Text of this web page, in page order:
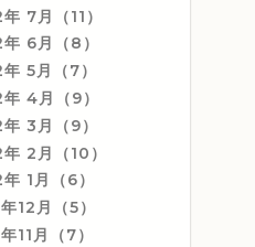
7月（11）
6月（8）
5月（7）
4月（9）
3月（9）
2月（10）
1月（6）
12月（5）
11月（7）